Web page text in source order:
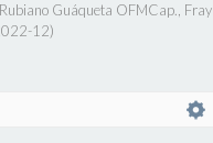
Rubiano Guáqueta OFMCap., Fray
12)